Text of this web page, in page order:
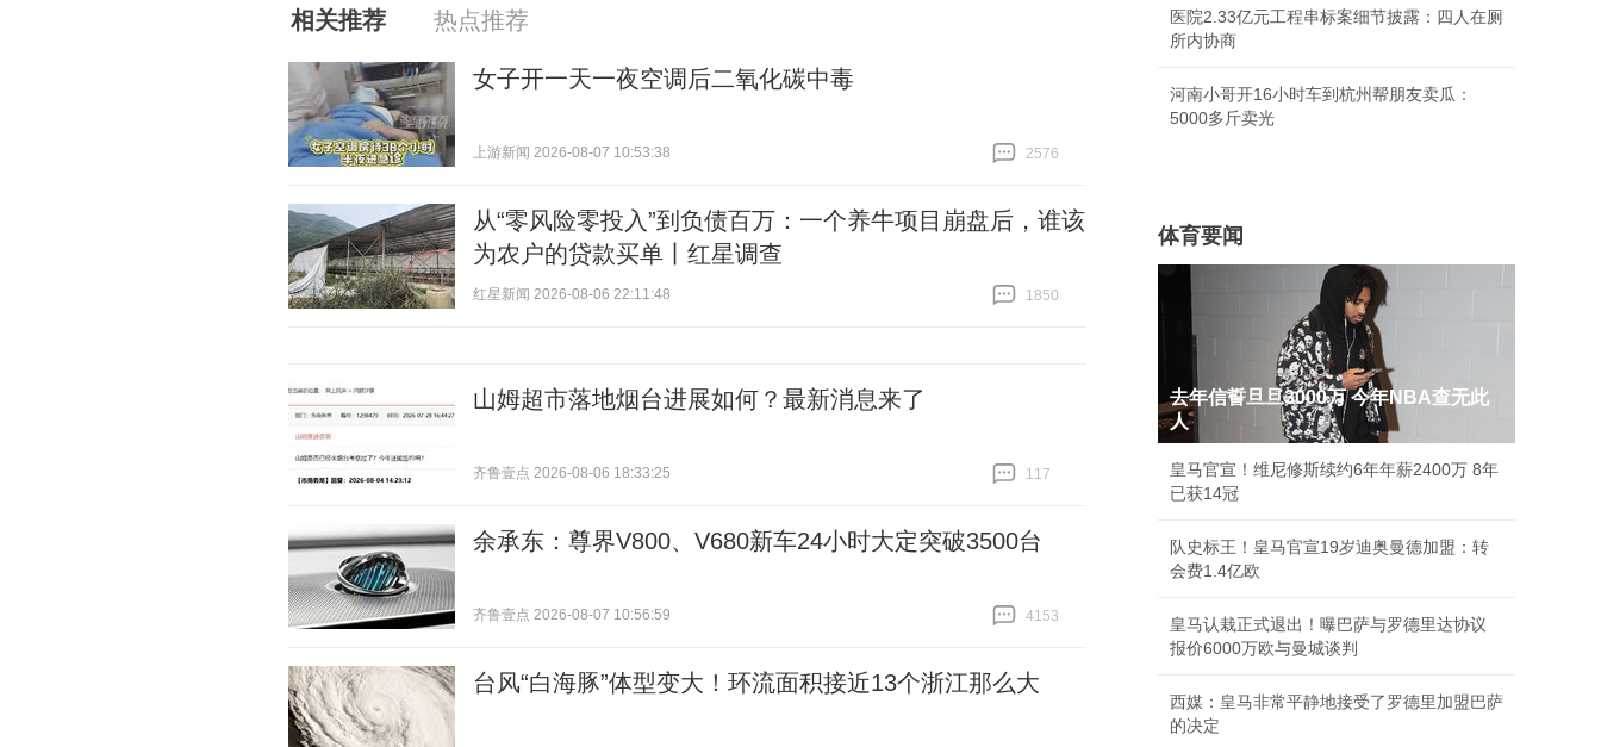
相关推荐 热点推荐
女子开一天一夜空调后二氧化碳中毒
上游新闻 2026-08-07 10:53:38
2576
从“零风险零投入”到负债百万：一个养牛项目崩盘后，谁该
为农户的贷款买单丨红星调查
红星新闻 2026-08-06 22:11:48
1850
山姆超市落地烟台进展如何？最新消息来了
齐鲁壹点 2026-08-06 18:33:25
117
余承东：尊界V800、V680新车24小时大定突破3500台
齐鲁壹点 2026-08-07 10:56:59
4153
台风“白海豚”体型变大！环流面积接近13个浙江那么大
医院2.33亿元工程串标案细节披露：四人在厕
所内协商
河南小哥开16小时车到杭州帮朋友卖瓜：
5000多斤卖光
体育要闻
去年信誓旦旦3000万 今年NBA查无此
人
皇马官宣！维尼修斯续约6年年薪2400万 8年
已获14冠
队史标王！皇马官宣19岁迪奥曼德加盟：转
会费1.4亿欧
皇马认栽正式退出！曝巴萨与罗德里达协议
报价6000万欧与曼城谈判
西媒：皇马非常平静地接受了罗德里加盟巴萨
的决定